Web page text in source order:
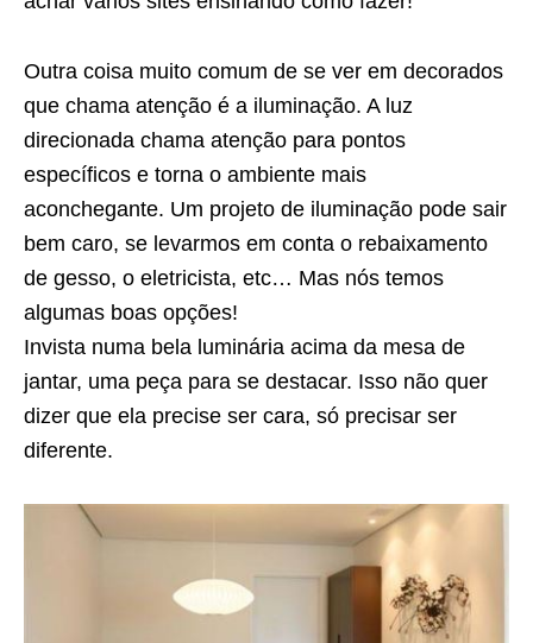
Outra coisa muito comum de se ver em decorados
que chama atenção é a iluminação. A luz
direcionada chama atenção para pontos
específicos e torna o ambiente mais
aconchegante. Um projeto de iluminação pode sair
bem caro, se levarmos em conta o rebaixamento
de gesso, o eletricista, etc… Mas nós temos
algumas boas opções!
Invista numa bela luminária acima da mesa de
jantar, uma peça para se destacar. Isso não quer
dizer que ela precise ser cara, só precisar ser
diferente.